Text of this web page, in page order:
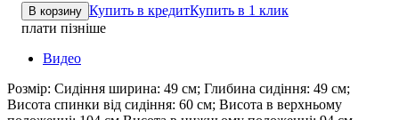
В корзину Купить в кредитКупить в 1 клик
плати пізніше
Видео
Розмір: Сидіння ширина: 49 см; Глибина сидіння: 49 см;
Висота спинки від сидіння: 60 см; Висота в верхньому